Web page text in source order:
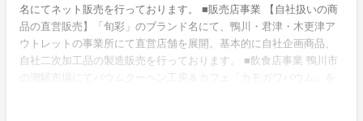
名にてネット販売を行っております。 ■販売店事業 【自社扱いの商
品の直営販売】「旬彩」のブランド名にて、鴨川・君津・木更津ア
ウトレットの事業所にて直営店舗を展開。基本的に自社企画商品、
自社二次加工品の製造販売を行っております。 ■飲食店事業 鴨川市
の潮騒市場にてバウムクーヘン工房＆カフェ「カモガワバウム」を